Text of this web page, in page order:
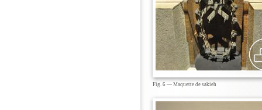
Fig. 6 — Maquette de sakieh